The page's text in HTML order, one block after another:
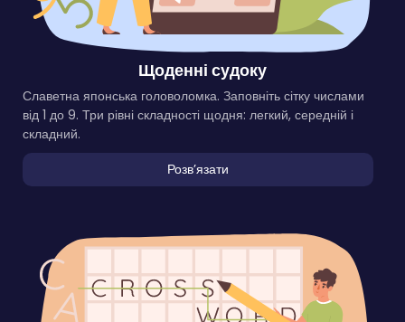
Щоденні судоку
Славетна японська головоломка. Заповніть сітку числами
від 1 до 9. Три рівні складності щодня: легкий, середній і
складний.
Розвʼязати